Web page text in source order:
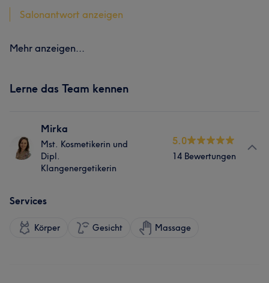
Salonantwort anzeigen
Mehr anzeigen...
Lerne das Team kennen
Mirka
Mst. Kosmetikerin und
Dipl.
Klangenergetikerin
5.0
14 Bewertungen
Services
Körper Gesicht Massage